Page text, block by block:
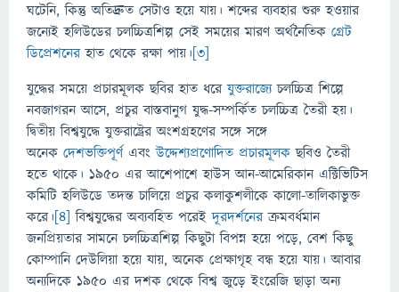
ঘটেনি, কিন্তু অতিদ্রুত সেটাও হয়ে যায়। শব্দের ব্যবহার শুরু হওয়ার
জন্যেই হলিউডের চলচ্চিত্রশিল্প সেই সময়ের মারণ অর্থনৈতিক গ্রেট
ডিপ্রেশনেরহাত থেকে রক্ষা পায়।[৩]
যুদ্ধের সময়ে প্রচারমূলক ছবির হাত ধরেযুক্তরাজ্যেচলচ্চিত্র শিল্পে
নবজাগরন আসে, প্রচুর বাস্তবানুগ যুদ্ধ-সম্পর্কিত চলচ্চিত্র তৈরী হয়।
দ্বিতীয় বিশ্বযুদ্ধে যুক্তরাষ্ট্রের অংশগ্রহণের সঙ্গে সঙ্গে
অনেক দেশভক্তিপূর্ণ এবংউদ্দেশ্যপ্রণোদিত প্রচারমূলক ছবিও তৈরী
হতে থাকে। ১৯৫০ এর আশেপাশে হাউস আন-আমেরিকান এক্টিভিটিস
কমিটি হলিউডে তদন্ত চালিয়ে প্রচুর কলাকুশলীকে কালো-তালিকাভুক্ত
করে।[৪] বিশ্বযুদ্ধের অব্যবহিত পরেইদূরদর্শনেরক্রমবর্ধমান
জনপ্রিয়তার সামনে চলচ্চিত্রশিল্প কিছুটা বিপন্ন হয়ে পড়ে, বেশ কিছু
কোম্পানি দেউলিয়া হয়ে যায়, অনেক প্রেক্ষাগৃহ বন্ধ হয়ে যায়। আবার
অন্যদিকে ১৯৫০ এর দশক থেকে বিশ্ব জুড়ে ইংরেজি ছাড়া অন্য